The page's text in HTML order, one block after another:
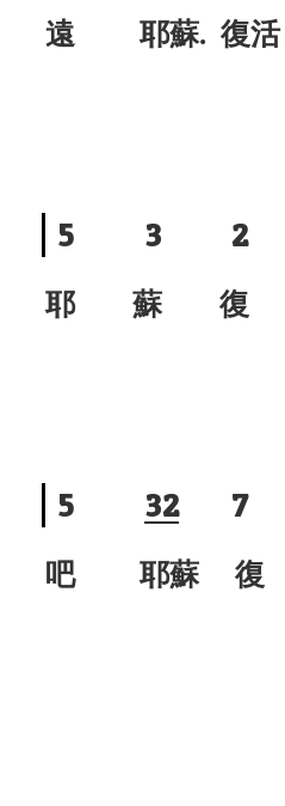
遠 耶蘇. 復
5 3 2
耶 蘇 復
5 32 7
吧 耶蘇